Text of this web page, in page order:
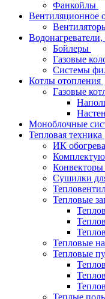
Фанкойлы
Вентиляционное
Бойлеры
Газовые
Системы
Котлы отопления
Газовые
Моноблочные
Тепловая техника
ИК
Конвекторы
Сушилки
Тепловые
Тепловые
Тепловые
Теплые